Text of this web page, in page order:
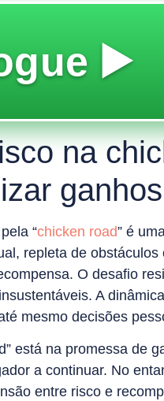
▶️
na
“chicken road” é
repleta de
O desafio
A
mesmo decisões
está na promessa de
a continuar. No
entre risco e